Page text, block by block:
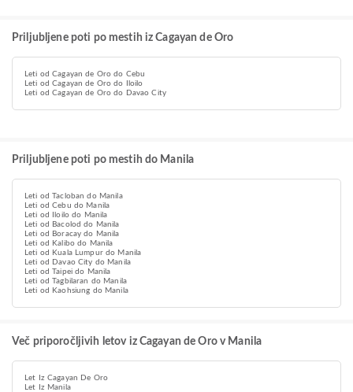
Priljubljene poti po mestih iz Cagayan de Oro
Leti od Cagayan de Oro do Cebu
Leti od Cagayan de Oro do Iloilo
Leti od Cagayan de Oro do Davao City
Priljubljene poti po mestih do Manila
Leti od Tacloban do Manila
Leti od Cebu do Manila
Leti od Iloilo do Manila
Leti od Bacolod do Manila
Leti od Boracay do Manila
Leti od Kalibo do Manila
Leti od Kuala Lumpur do Manila
Leti od Davao City do Manila
Leti od Taipei do Manila
Leti od Tagbilaran do Manila
Leti od Kaohsiung do Manila
Več priporočljivih letov iz Cagayan de Oro v Manila
Let Iz Cagayan De Oro
Let Iz Manila